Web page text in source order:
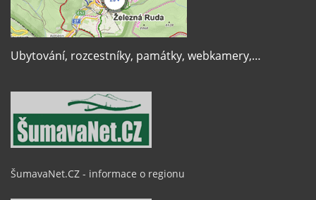
Ubytování, rozcestníky, památky, webkamery,…
ŠumavaNet.CZ - informace o regionu